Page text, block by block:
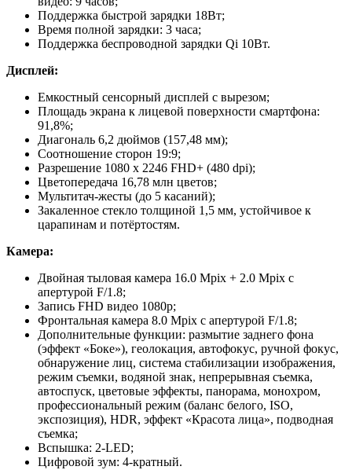
Поддержка быстрой зарядки 18Вт;
Время полной зарядки: 3 часа;
Поддержка беспроводной зарядки Qi 10Вт.
Дисплей:
Емкостный сенсорный дисплей с вырезом;
Площадь экрана к лицевой поверхности смартфона:
91,8%;
Диагональ 6,2 дюймов (157,48 мм);
Соотношение сторон 19:9;
Разрешение 1080 х 2246 FHD+ (480 dpi);
Цветопередача 16,78 млн цветов;
Мультитач-жесты (до 5 касаний);
Закаленное стекло толщиной 1,5 мм, устойчивое к
царапинам и потёртостям.
Камера:
Двойная тыловая камера 16.0 Mpix + 2.0 Mpix с
апертурой F/1.8;
Запись FHD видео 1080p;
Фронтальная камера 8.0 Mpix с апертурой F/1.8;
Дополнительные функции: размытие заднего фона
(эффект «Боке»), геолокация, автофокус, ручной фокус,
обнаружение лиц, система стабилизации изображения,
режим съемки, водяной знак, непрерывная съемка,
автоспуск, цветовые эффекты, панорама, монохром,
профессиональный режим (баланс белого, ISO,
экспозиция), HDR, эффект «Красота лица», подводная
съемка;
Вспышка: 2-LED;
Цифровой зум: 4-кратный.